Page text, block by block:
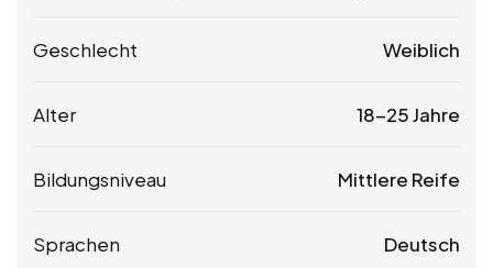
Geschlecht Weiblich
Alter 18-25 Jahre
Bildungsniveau Mittlere Reife
Sprachen Deutsch